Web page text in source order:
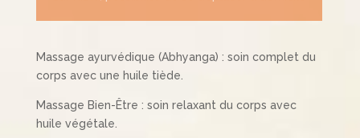
Massage ayurvédique (Abhyanga) : soin complet du
corps avec une huile tiède.
Massage Bien-Être : soin relaxant du corps avec
huile végétale.